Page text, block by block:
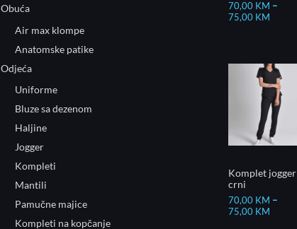
Obuća
Air max klompe
Anatomske patike
Odjeća
Uniforme
Bluze sa dezenom
Haljine
Jogger
Kompleti
Mantili
Pamučne majice
Kompleti na kopčanje
70,00 KM –
75,00 KM
Komplet jogger
crni
70,00 KM –
75,00 KM